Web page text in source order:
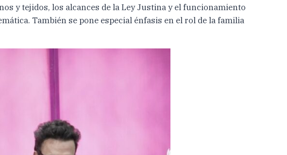
y tejidos, los alcances de la Ley Justina y el funcionamiento
También se pone especial énfasis en el rol de la familia